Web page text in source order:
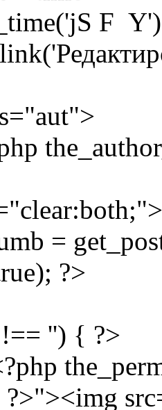
F
=
?>
'') { ?>